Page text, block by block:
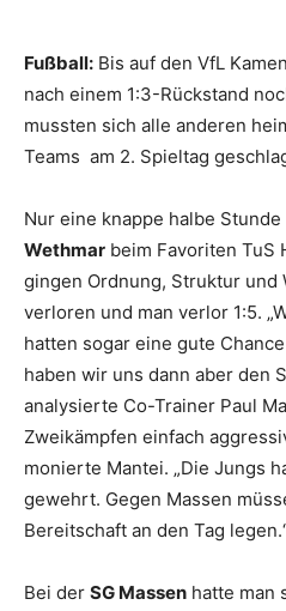
Fußball: Bis auf den VfL
nach einem 1:3-Rückstand
mussten sich alle anderen
Teams am 2. Spieltag
Nur eine knappe halbe
Wethmar beim Favoriten TuS
gingen Ordnung, Struktur und
verloren und man verlor 1:5.
hatten sogar eine gute
haben wir uns dann aber den
analysierte Co-Trainer Paul
Zweikämpfen einfach
monierte Mantei. „Die Jungs
gewehrt. Gegen Massen
Bereitschaft an den Tag
Bei der SG Massen hatte man